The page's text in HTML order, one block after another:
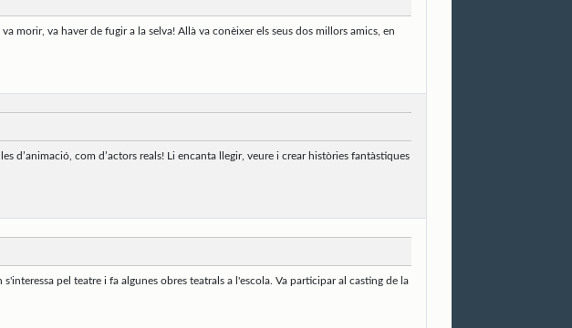
morir, va haver de fugir a la selva! Allà va conèixer els seus dos millors amics, en
d’animació, com d’actors reals! Li encanta llegir, veure i crear històries fantàstiques
pel teatre i fa algunes obres teatrals a l'escola. Va participar al casting de la